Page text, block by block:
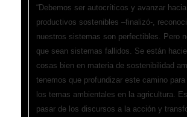
“Debemos ser autocríticos y avanzar
productivos sostenibles –finalizó-,
nuestros sistemas son perfectibles. Pero
que sean sistemas fallidos. Se están
cosas bien en materia de sostenibilidad
tenemos que profundizar este camino
los temas ambientales en la agricultura.
pasar de los discursos a la acción y